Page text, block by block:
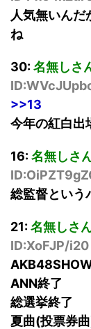
人気無いんだ
ね
30:名無しさ
>>13
今年の紅白出
16:名無しさ
総監督という
21:名無しさ
ID:XoFJP/i20
ANN終了
総選挙終了
夏曲(投票券